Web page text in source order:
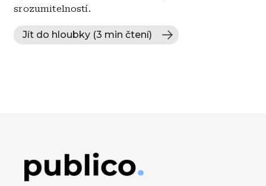
srozumitelností.
Jít do hloubky (3 min čtení)